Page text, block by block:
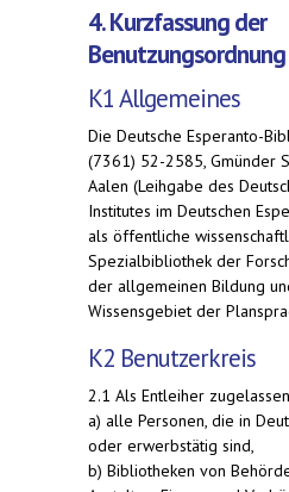
4. Kurzfassung der
Benutzungsordnung
K1 Allgemeines
Die Deutsche Esperanto-
(7361) 52-2585, Gmünder
Aalen (Leihgabe des
Institutes im Deutschen
als öffentliche
Spezialbibliothek der
der allgemeinen Bildung
Wissensgebiet der
K2 Benutzerkreis
2.1 Als Entleiher
a) alle Personen, die in
oder erwerbstätig sind,
b) Bibliotheken von